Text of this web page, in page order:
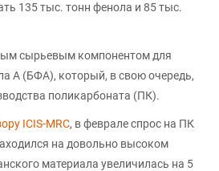
135 тыс. тонн фенола и 85 тыс.
сырьевым компонентом для
А (БФА), который, в свою очередь,
поликарбоната (ПК).
ICIS-MRC, в феврале спрос на ПК
на довольно высоком
материала увеличилась на 5